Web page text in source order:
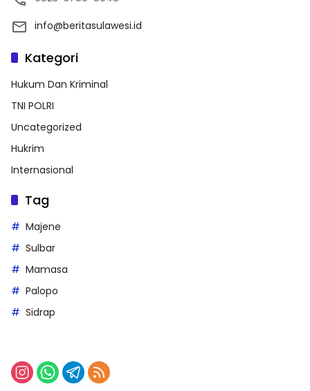
info@beritasulawesi.id
Kategori
Hukum Dan Kriminal
TNI POLRI
Uncategorized
Hukrim
Internasional
Tag
Majene
Sulbar
Mamasa
Palopo
Sidrap